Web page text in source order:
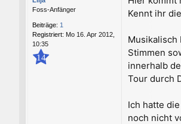
Foss-Anfänger
Beiträge: 1
Registriert: Mo 16. Apr 2012,
10:35
14
a
g
Kennt ihr
Musikalisch
Stimmen
innerhalb
Tour durch
Ich hatte
noch nicht